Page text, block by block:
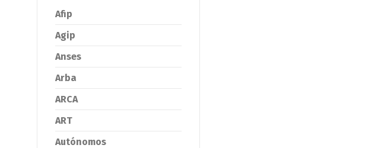
Afip
Agip
Anses
Arba
ARCA
ART
Autónomos